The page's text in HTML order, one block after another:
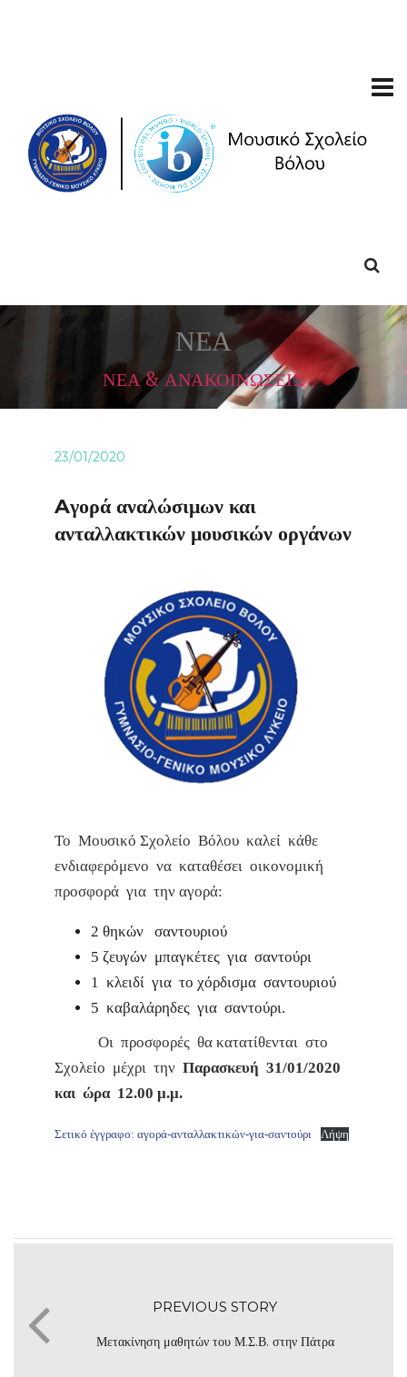
ΝΕΑ
ΝΕΑ & ΑΝΑΚΟΙΝΩΣΕΙΣ
23/01/2020
Aγορά αναλώσιμων και
ανταλλακτικών μουσικών οργάνων
Το Μουσικό Σχολείο Βόλου καλεί κάθε
ενδιαφερόμενο να καταθέσει οικονομική
προσφορά για την αγορά:
2 θηκών σαντουριού
5 ζευγών μπαγκέτες για σαντούρι
1 κλειδί για το χόρδισμα σαντουριού
5 καβαλάρηδες για σαντούρι.
Οι προσφορές θα κατατίθενται στο
Σχολείο μέχρι την Παρασκευή 31/01/2020
και ώρα 12.00 μ.μ.
Σετικό έγγραφο: αγορά-ανταλλακτικών-για-σαντούρι Λήψη
PREVIOUS STORY
Μετακίνηση μαθητών του Μ.Σ.Β. στην Πάτρα